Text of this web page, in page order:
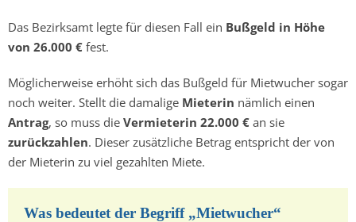
Das Bezirksamt legte für diesen Fall ein Bußgeld in Höhe
von 26.000 € fest.
Möglicherweise erhöht sich das Bußgeld für Mietwucher sogar
noch weiter. Stellt die damalige Mieterin nämlich einen
Antrag, so muss die Vermieterin 22.000 € an sie
zurückzahlen. Dieser zusätzliche Betrag entspricht der von
der Mieterin zu viel gezahlten Miete.
Was bedeutet der Begriff „Mietwucher“